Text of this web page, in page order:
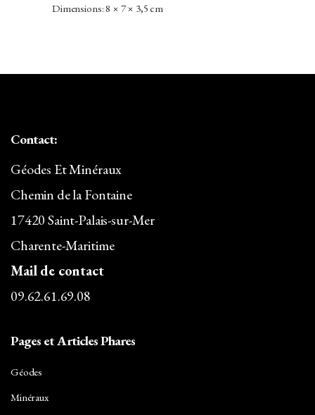
Dimensions: 8 × 7 × 3,5 cm
Contact:
Géodes Et Minéraux
Chemin de la Fontaine
17420 Saint-Palais-sur-Mer
Charente-Maritime
Mail de contact
09.62.61.69.08
Pages et Articles Phares
Géodes
Minéraux